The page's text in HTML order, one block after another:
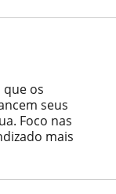
que os
seus
Foco nas
mais